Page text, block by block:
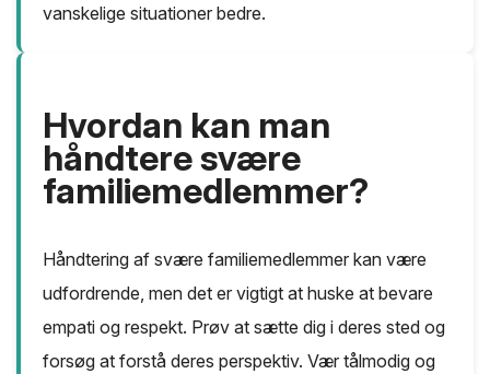
vanskelige situationer bedre.
Hvordan kan man
håndtere svære
familiemedlemmer?
Håndtering af svære familiemedlemmer kan være
udfordrende, men det er vigtigt at huske at bevare
empati og respekt. Prøv at sætte dig i deres sted og
forsøg at forstå deres perspektiv. Vær tålmodig og